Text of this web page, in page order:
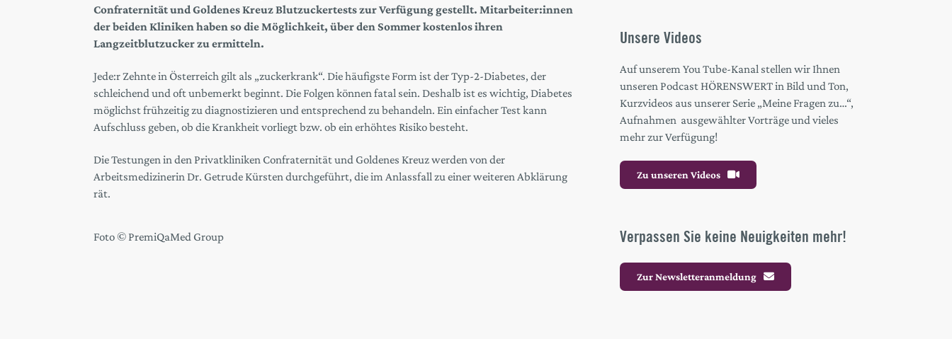
Confraternität und Goldenes Kreuz Blutzuckertests zur Verfügung gestellt. Mitarbeiter:innen
der beiden Kliniken haben so die Möglichkeit, über den Sommer kostenlos ihren
Langzeitblutzucker zu ermitteln.
Jede:r Zehnte in Österreich gilt als „zuckerkrank“. Die häufigste Form ist der Typ-2-Diabetes, der
schleichend und oft unbemerkt beginnt. Die Folgen können fatal sein. Deshalb ist es wichtig, Diabetes
möglichst frühzeitig zu diagnostizieren und entsprechend zu behandeln. Ein einfacher Test kann
Aufschluss geben, ob die Krankheit vorliegt bzw. ob ein erhöhtes Risiko besteht.
Die Testungen in den Privatkliniken Confraternität und Goldenes Kreuz werden von der
Arbeitsmedizinerin Dr. Getrude Kürsten durchgeführt, die im Anlassfall zu einer weiteren Abklärung
rät.
Foto © PremiQaMed Group
Unsere Videos
Auf unserem You Tube-Kanal stellen wir Ihnen
unseren Podcast HÖRENSWERT in Bild und Ton,
Kurzvideos aus unserer Serie „Meine Fragen zu…“,
Aufnahmen ausgewählter Vorträge und vieles
mehr zur Verfügung!
Zu unseren Videos
Verpassen Sie keine Neuigkeiten mehr!
Zur Newsletteranmeldung